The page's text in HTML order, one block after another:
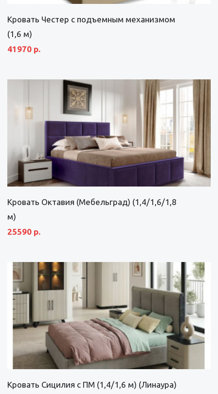
Кровать Честер с подъемным механизмом
(1,6 м)
41970 р.
Кровать Октавия (Мебельград) (1,4/1,6/1,8
м)
25590 р.
Кровать Сицилия с ПМ (1,4/1,6 м) (Линаура)